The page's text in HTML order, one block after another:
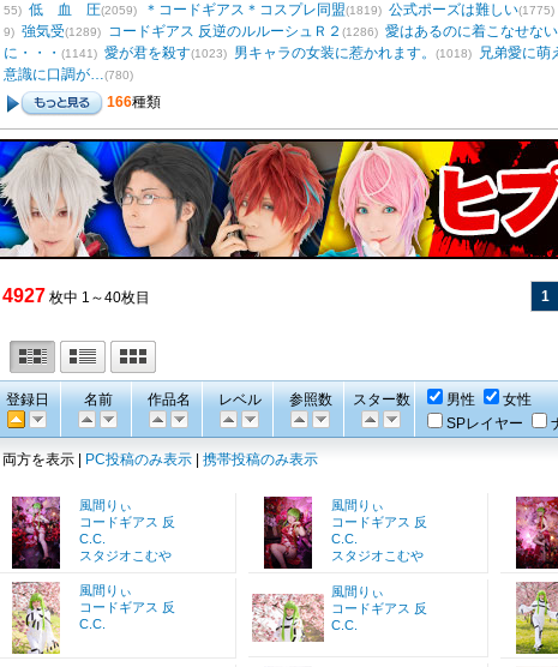
55) 低 血 圧(2059) ＊コードギアス＊コスプレ同盟(1819) 公式ポーズは難しい(1775)
9) 強気受(1289) コードギアス 反逆のルルーシュＲ２ (1286) 愛はあるのに着こなせない
に・・・ (1141) 愛が君を殺す(1023) 男キャラの女装に惹かれます。 (1018) 兄弟愛に萌
意識に口調が…(780)
166種類
4927 枚中 1～40枚目 1
登録日 名前 作品名 レベル 参照数 スター数 男性
女性
SPレイヤー
両方を表示 | PC投稿のみ表示 携帯投稿のみ表示
風間りぃ
コードギアス 反
C.C.
スタジオこむや
風間りぃ
コードギアス 反
C.C.
スタジオこむや
風間りぃ
コードギアス 反
C.C.
風間りぃ
コードギアス 反
C.C.